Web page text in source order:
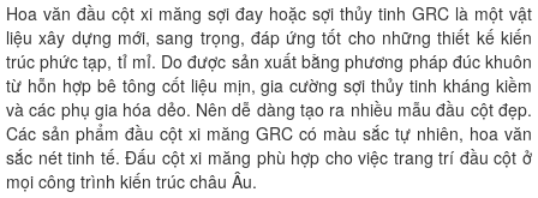
Hoa văn đầu cột xi măng sợi đay hoặc sợi thủy tinh GRC là một vật
liệu xây dựng mới, sang trọng, đáp ứng tốt cho những thiết kế kiến
trúc phức tạp, tỉ mỉ. Do được sản xuất bằng phương pháp đúc khuôn
từ hỗn hợp bê tông cốt liệu mịn, gia cường sợi thủy tinh kháng kiềm
và các phụ gia hóa dẻo. Nên dễ dàng tạo ra nhiều mẫu đầu cột đẹp.
Các sản phẩm đầu cột xi măng GRC có màu sắc tự nhiên, hoa văn
sắc nét tinh tế. Đấu cột xi măng phù hợp cho việc trang trí đầu cột ở
mọi công trình kiến trúc châu Âu.